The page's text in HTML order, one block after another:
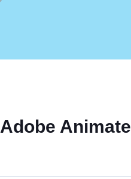
Adobe Animate